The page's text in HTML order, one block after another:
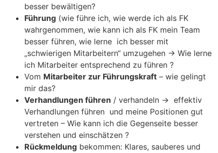
besser bewältigen?
Führung (wie führe ich, wie werde ich als FK
wahrgenommen, wie kann ich als FK mein Team
besser führen, wie lerne ich besser mit
„schwierigen Mitarbeitern“ umzugehen -> Wie lerne
ich Mitarbeiter entsprechend zu führen ?
Vom Mitarbeiter zur Führungskraft – wie gelingt
mir das?
Verhandlungen führen / verhandeln -> effektiv
Verhandlungen führen und meine Positionen gut
vertreten – Wie kann ich die Gegenseite besser
verstehen und einschätzen ?
Rückmeldung bekommen: Klares, sauberes und